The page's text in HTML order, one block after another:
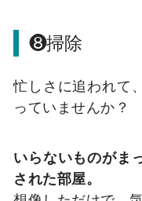
❽掃除
忙しさに追われて
っていませんか？
いらないものがま
された部屋。